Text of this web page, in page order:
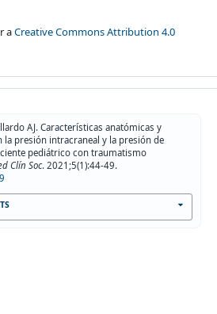
aCreative Commons Attribution 4.0
AJ. Características anatómicas y
presión intracraneal y la presión de
pediátrico con traumatismo
Clín Soc. 2021;5(1):44-49.